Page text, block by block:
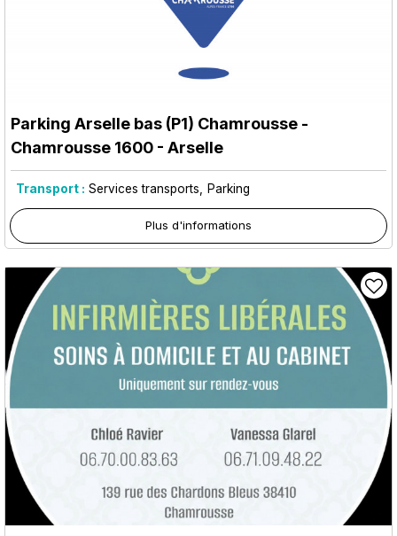
Parking Arselle bas (P1) Chamrousse -
Chamrousse 1600 - Arselle
Transport : Services transports Parking
Plus d'informations